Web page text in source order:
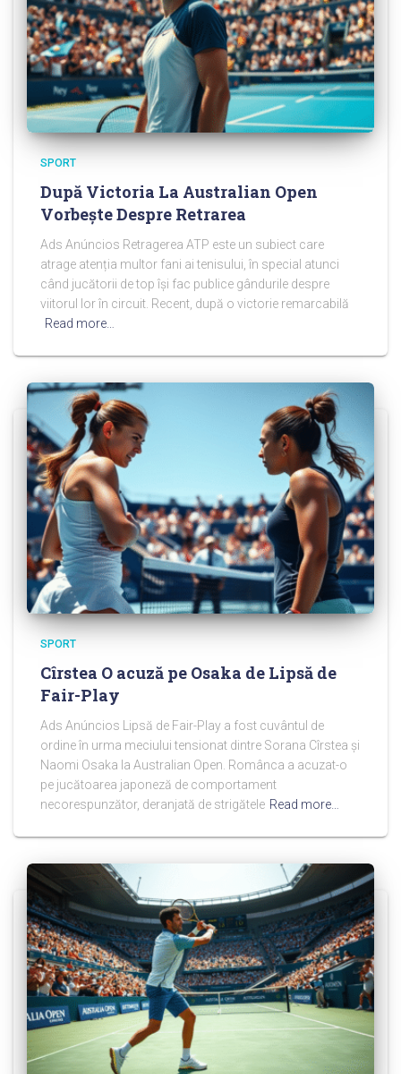
SPORT
După Victoria La Australian Open
Vorbește Despre Retrarea
Ads Anúncios Retragerea ATP este un subiect care
atrage atenția multor fani ai tenisului, în special atunci
când jucătorii de top își fac publice gândurile despre
viitorul lor în circuit. Recent, după o victorie remarcabilă
Read more…
SPORT
Cîrstea O acuză pe Osaka de Lipsă de
Fair-Play
Ads Anúncios Lipsă de Fair-Play a fost cuvântul de
ordine în urma meciului tensionat dintre Sorana Cîrstea și
Naomi Osaka la Australian Open. Românca a acuzat-o
pe jucătoarea japoneză de comportament
necorespunzător, deranjată de strigătele Read more…